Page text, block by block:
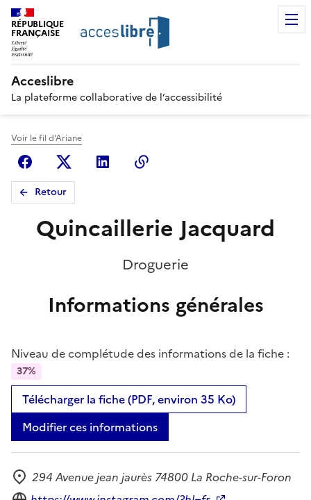
RÉPUBLIQUE
FRANÇAISE
Acceslibre
La plateforme collaborative de l’accessibilité
Voir le fil d'Ariane
FacebookX (anciennement Twitter)
Linkedin
Retour
Quincaillerie Jacquard
Droguerie
Informations générales
Niveau de complétude des informations de la fiche :
37%
Télécharger la fiche (PDF, environ 35 Ko)
Modifier ces informations
Adresse
294 Avenue jean jaurès 74800 La Roche-sur-Foron